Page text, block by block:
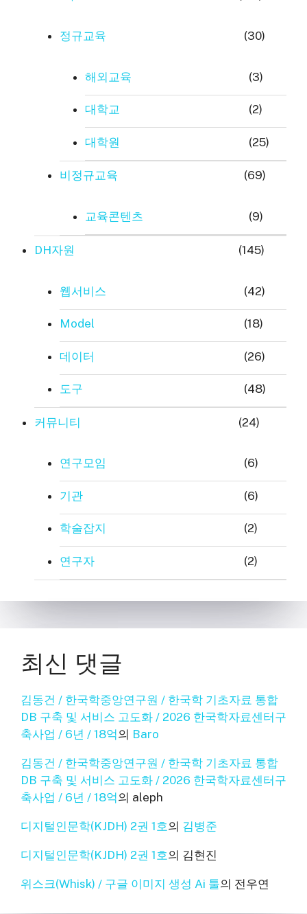
정규교육 (30)
해외교육 (3)
대학교 (2)
대학원 (25)
비정규교육 (69)
교육콘텐츠 (9)
DH자원 (145)
웹서비스 (42)
Model (18)
데이터 (26)
도구 (48)
커뮤니티 (24)
연구모임 (6)
기관 (6)
학술잡지 (2)
연구자 (2)
최신 댓글
김동건 / 한국학중앙연구원 / 한국학 기초자료 통합
DB 구축 및 서비스 고도화 / 2026 한국학자료센터구
축사업 / 6년 / 18억의 Baro
김동건 / 한국학중앙연구원 / 한국학 기초자료 통합
DB 구축 및 서비스 고도화 / 2026 한국학자료센터구
축사업 / 6년 / 18억의 aleph
디지털인문학(KJDH) 2권 1호의 김병준
디지털인문학(KJDH) 2권 1호의 김현진
위스크(Whisk) / 구글 이미지 생성 Ai 툴의 전우연